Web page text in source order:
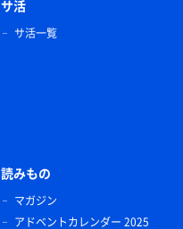
サ活
サ活一覧
読みもの
マガジン
アドベントカレンダー 2025